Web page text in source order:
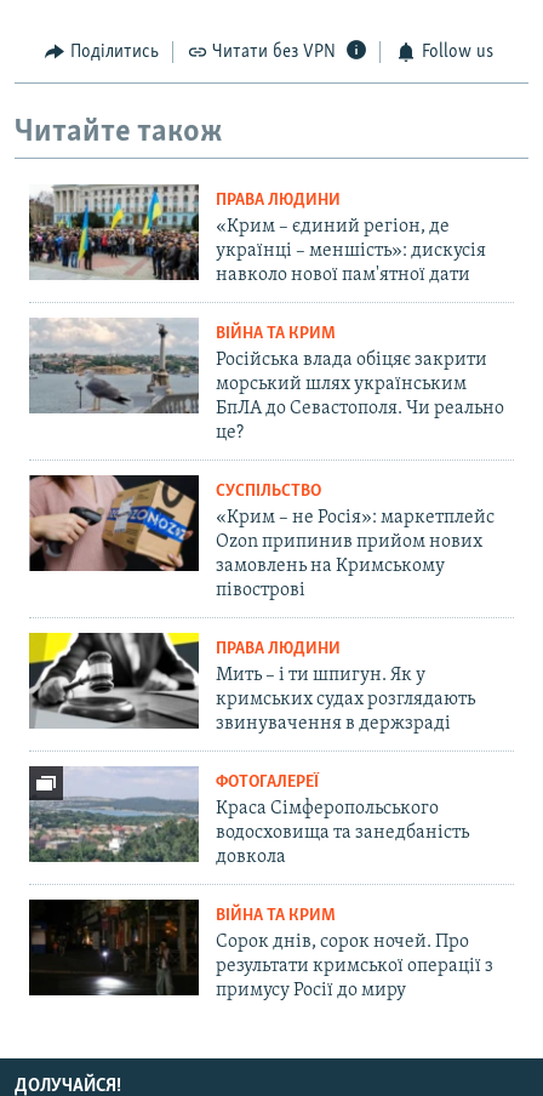
Поділитись Читати без VPN Follow us
Читайте також
ПРАВА ЛЮДИНИ
«Крим – єдиний регіон, де
українці – меншість»: дискусія
навколо нової пам'ятної дати
ВІЙНА ТА КРИМ
Російська влада обіцяє закрити
морський шлях українським
БпЛА до Севастополя. Чи реально
це?
СУСПІЛЬСТВО
«Крим – не Росія»: маркетплейс
Ozon припинив прийом нових
замовлень на Кримському
півострові
ПРАВА ЛЮДИНИ
Мить – і ти шпигун. Як у
кримських судах розглядають
звинувачення в держзраді
ФОТОГАЛЕРЕЇ
Краса Сімферопольського
водосховища та занедбаність
довкола
ВІЙНА ТА КРИМ
Сорок днів, сорок ночей. Про
результати кримської операції з
примусу Росії до миру
ДОЛУЧАЙСЯ!